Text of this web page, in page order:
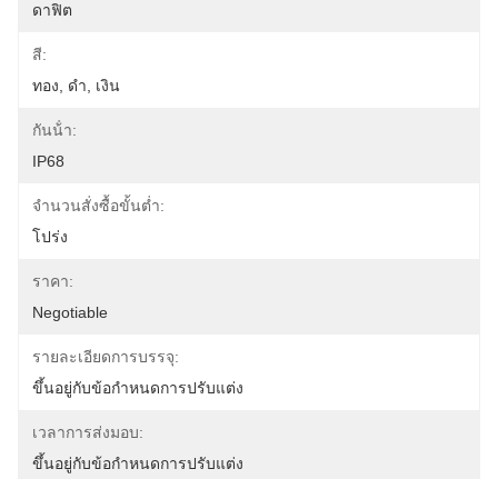
ดาฟิต
สี:
ทอง, ดำ, เงิน
กันน้ํา:
IP68
จำนวนสั่งซื้อขั้นต่ำ:
โปร่ง
ราคา:
Negotiable
รายละเอียดการบรรจุ:
ขึ้นอยู่กับข้อกำหนดการปรับแต่ง
เวลาการส่งมอบ:
ขึ้นอยู่กับข้อกำหนดการปรับแต่ง